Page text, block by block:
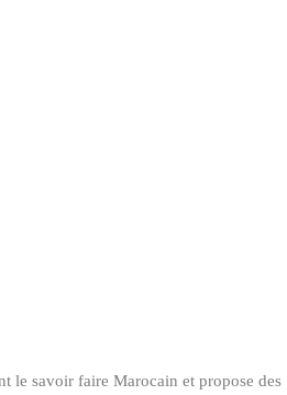
le savoir faire Marocain et propose des